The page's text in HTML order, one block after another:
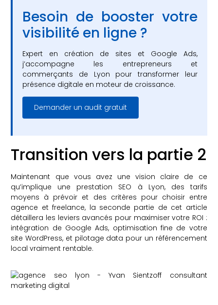
Besoin de booster votre
visibilité en ligne ?
Expert en création de sites et Google Ads,
j’accompagne les entrepreneurs et
commerçants de Lyon pour transformer leur
présence digitale en moteur de croissance.
Demander un audit gratuit
Transition vers la partie 2
Maintenant que vous avez une vision claire de ce
qu’implique une prestation SEO à Lyon, des tarifs
moyens à prévoir et des critères pour choisir entre
agence et freelance, la seconde partie de cet article
détaillera les leviers avancés pour maximiser votre ROI :
intégration de Google Ads, optimisation fine de votre
site WordPress, et pilotage data pour un référencement
local vraiment rentable.